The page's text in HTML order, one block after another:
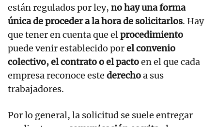
están regulados por ley, no hay una forma
única de proceder a la hora de solicitarlos. Hay
que tener en cuenta que el procedimiento
puede venir establecido porel convenio
colectivo, el contrato o el pactoen el que cada
empresa reconoce este derechoa sus
trabajadores.
Por lo general, la solicitud se suele entregar